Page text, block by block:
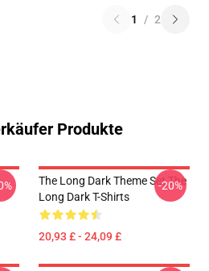
1 / 2
Produkte
The Long Dark Theme Set The
Long Dark T-Shirts
20,93 £ - 24,09 £
-20%